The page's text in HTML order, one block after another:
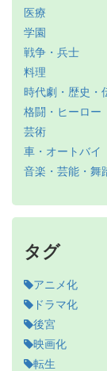
医療
学園
戦争・兵士
料理
時代劇・歴史・
格闘・ヒーロー
芸術
車・オートバイ
音楽・芸能・舞
タグ
アニメ化
ドラマ化
後宮
映画化
転生